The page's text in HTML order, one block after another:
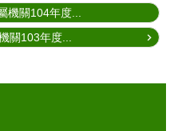
機關104年度...
關103年度...